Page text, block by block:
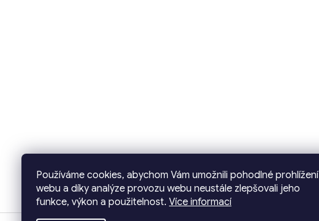
Používáme cookies, abychom Vám umožnili pohodlné prohlížení
webu a díky analýze provozu webu neustále zlepšovali jeho
funkce, výkon a použitelnost. Více informací